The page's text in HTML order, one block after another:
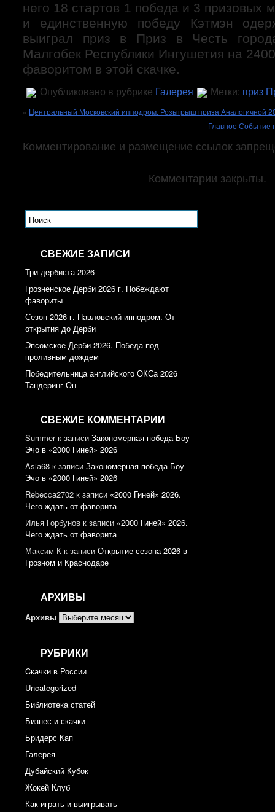
него 18 стартов 1 победа и 3 призовых
и единственную победу Кэтмэн
выиграл приз в Приз в Честь
Малгобек Республики Ингушетия на
фаворитом в этой скачке.
Опубликовано в рубрике Галерея Метки: приз
« Центральный Московский ипподром. Розыгрыш приза Аналогичной
Главное Событие
Комментирование и размещение ссылок
Комментарии закрыты.
СВЕЖИЕ ЗАПИСИ
Три дербиста 2026
Грозненское Дерби 2026 г. Побеждают
фавориты
Сезон 2026 г. Павловский ипподром. От
открытия до Дерби
Эпсомское Дерби 2026. Победа под
проливным дождем
Победительница английского ОКСа 2026
Тандеринг Он
СВЕЖИЕ КОММЕНТАРИИ
Summerк записи Закономерная победа Боу
Эчо в «2000 Гиней» 2026
Asia68 к записи Закономерная победа Боу
Эчо в «2000 Гиней» 2026
Rebecca2702 к записи «2000 Гиней» 2026.
Чего ждать от фаворита
Илья Горбунов к записи «2000 Гиней» 2026.
Чего ждать от фаворита
Максим К к записи Открытие сезона 2026 в
Грозном и Краснодаре
АРХИВЫ
Архивы
РУБРИКИ
Cкачки в России
Uncategorized
Библиотека статей
Бизнес и скачки
Бридерс Кап
Галерея
Дубайский Кубок
Жокей Клуб
Как играть и выигрывать